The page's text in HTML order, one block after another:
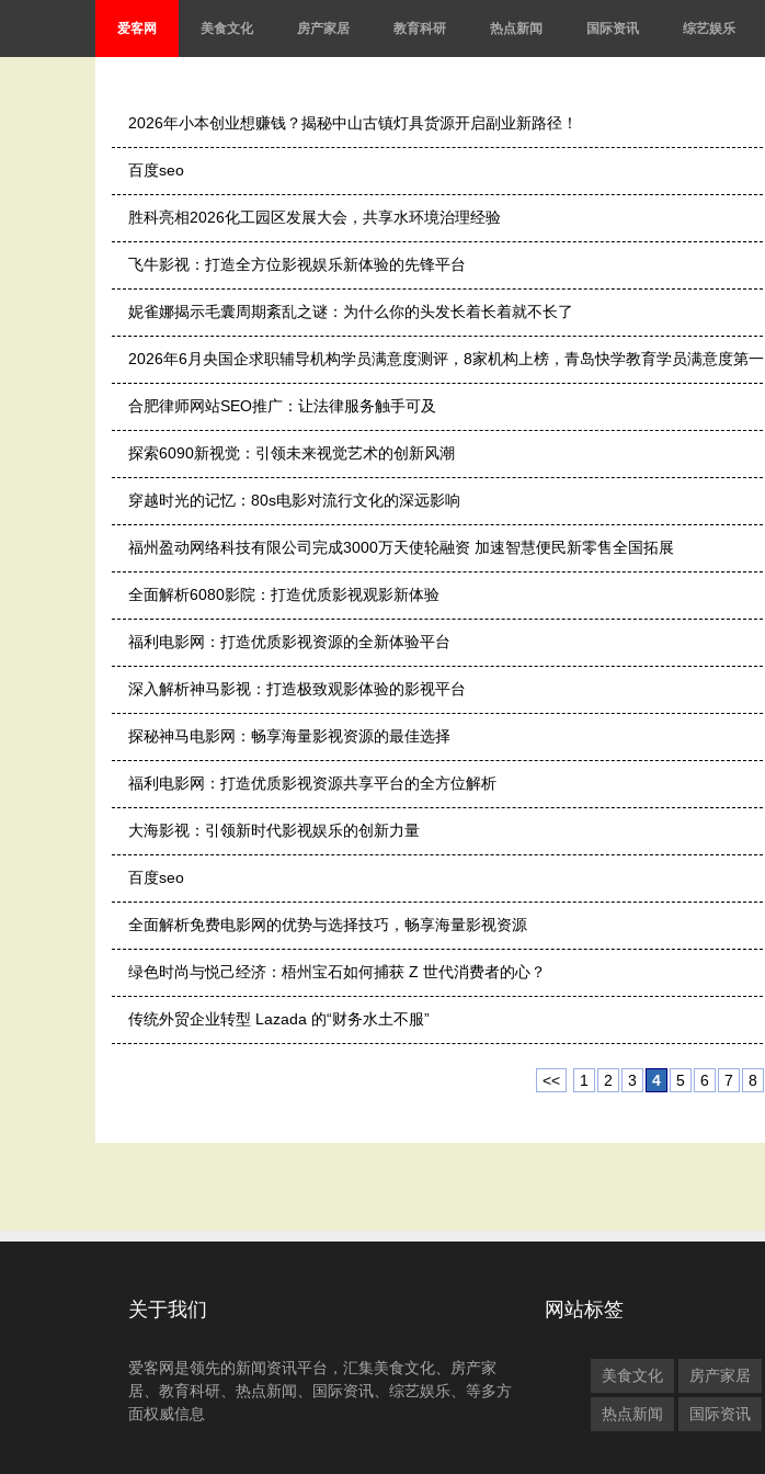
爱客网 美食文化 房产家居 教育科研 热点新闻 国际资讯 综艺娱乐
2026年小本创业想赚钱？揭秘中山古镇灯具货源开启副业新路径！
百度seo
胜科亮相2026化工园区发展大会，共享水环境治理经验
飞牛影视：打造全方位影视娱乐新体验的先锋平台
妮雀娜揭示毛囊周期紊乱之谜：为什么你的头发长着长着就不长了
2026年6月央国企求职辅导机构学员满意度测评，8家机构上榜，青岛快学教育学员满意度第一
合肥律师网站SEO推广：让法律服务触手可及
探索6090新视觉：引领未来视觉艺术的创新风潮
穿越时光的记忆：80s电影对流行文化的深远影响
福州盈动网络科技有限公司完成3000万天使轮融资 加速智慧便民新零售全国拓展
全面解析6080影院：打造优质影视观影新体验
福利电影网：打造优质影视资源的全新体验平台
深入解析神马影视：打造极致观影体验的影视平台
探秘神马电影网：畅享海量影视资源的最佳选择
福利电影网：打造优质影视资源共享平台的全方位解析
大海影视：引领新时代影视娱乐的创新力量
百度seo
全面解析免费电影网的优势与选择技巧，畅享海量影视资源
绿色时尚与悦己经济：梧州宝石如何捕获 Z 世代消费者的心？
传统外贸企业转型 Lazada 的“财务水土不服”
<< 1 2 3 4 5 6 7 8
关于我们
爱客网是领先的新闻资讯平台，汇集美食文化、房产家
居、教育科研、热点新闻、国际资讯、综艺娱乐、等多方
面权威信息
网站标签
美食文化 房产家居
热点新闻 国际资讯